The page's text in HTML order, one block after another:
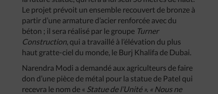
Le projet prévoit un ensemble recouvert de bronze à
partir d’une armature d’acier renforcée avec du
béton ; il sera réalisé par le groupe Turner
Construction, qui a travaillé à l’élévation du plus
haut gratte-ciel du monde, le Burj Khalifa de Dubai.
Narendra Modi a demandé aux agriculteurs de faire
don d’une pièce de métal pour la statue de Patel qui
recevra le nom de « Statue de l’Unité ». « Nous ne